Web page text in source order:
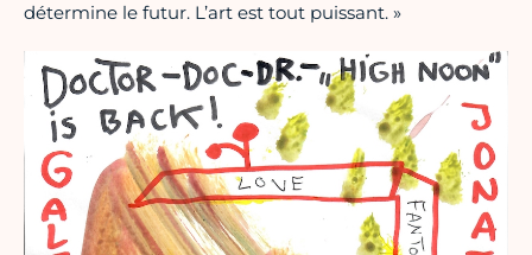
détermine le futur. L’art est tout puissant. »